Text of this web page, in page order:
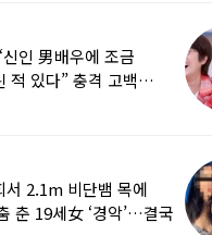
인 男배우에 조금
적 있다” 충격 고백…
서 2.1m 비단뱀 목에
춘 19세女 ‘경악’…결국